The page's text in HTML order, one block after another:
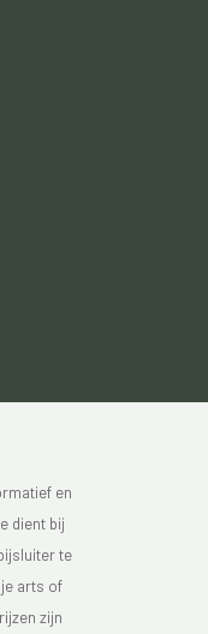
en
dient bij
te
arts of
zijn